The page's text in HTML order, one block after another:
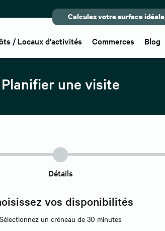
Calculez votre surface idéale
/ Locaux d'activités Commerces Blog
Planifier une visite
Détails
vos disponibilités
Sélectionnez un créneau de 30 minutes